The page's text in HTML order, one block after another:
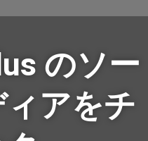
のソー
アをチ